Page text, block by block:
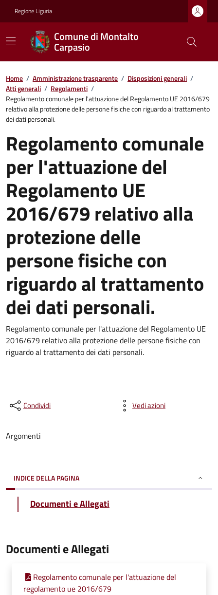
Regione Liguria
Comune di Montalto
Carpasio
Home / Amministrazione trasparente / Disposizioni generali /
Atti generali / Regolamenti /
Regolamento comunale per l'attuazione del Regolamento UE 2016/679
relativo alla protezione delle persone fisiche con riguardo al trattamento
dei dati personali.
Regolamento comunale
per l'attuazione del
Regolamento UE
2016/679 relativo alla
protezione delle
persone fisiche con
riguardo al trattamento
dei dati personali.
Regolamento comunale per l'attuazione del Regolamento UE
2016/679 relativo alla protezione delle persone fisiche con
riguardo al trattamento dei dati personali.
Condividi Vedi azioni
Argomenti
INDICE DELLA PAGINA
Documenti e Allegati
Documenti e Allegati
Regolamento comunale per l'attuazione del
regolamento ue 2016/679